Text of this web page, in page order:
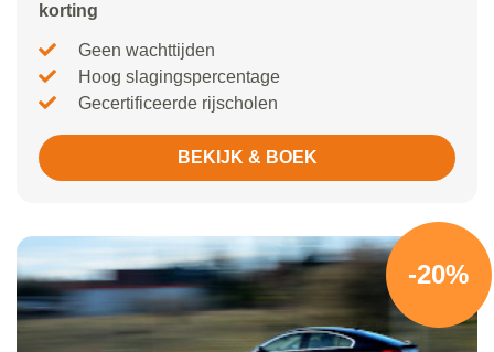
korting
Geen wachttijden
Hoog slagingspercentage
Gecertificeerde rijscholen
BEKIJK & BOEK
-20%